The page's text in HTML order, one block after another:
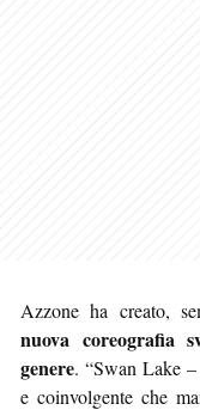
Azzone ha creato,
nuova coreografia
genere. “Swan Lake
e coinvolgente che